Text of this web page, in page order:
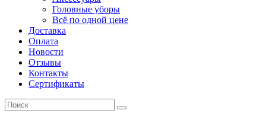
Головные уборы
Всё по одной цене
Доставка
Оплата
Новости
Отзывы
Контакты
Сертификаты